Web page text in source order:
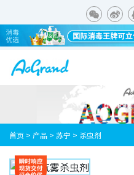
首页 > 产品 > 苏宁 > 杀虫剂